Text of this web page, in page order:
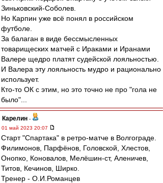
Зиньковский-Соболев.
Но Карпин уже всё понял в российском
футболе.
За балаган в виде бессмысленных
товарищеских матчей с Ираками и Иранами
Валере щедро платят судейской лояльностью.
И Валера эту лояльность мудро и рационально
использует.
Кто-то ОК с этим, но это точно не про "гола не
было"...
Карелин -
01 май 2023 20:07
Старт "Спартака" в ретро-матче в Волгограде.
Филимонов, Парфёнов, Головской, Хлестов,
Онопко, Коновалов, Мелёшин-ст, Аленичев,
Титов, Кечинов, Ширко.
Тренер - О.И.Романцев